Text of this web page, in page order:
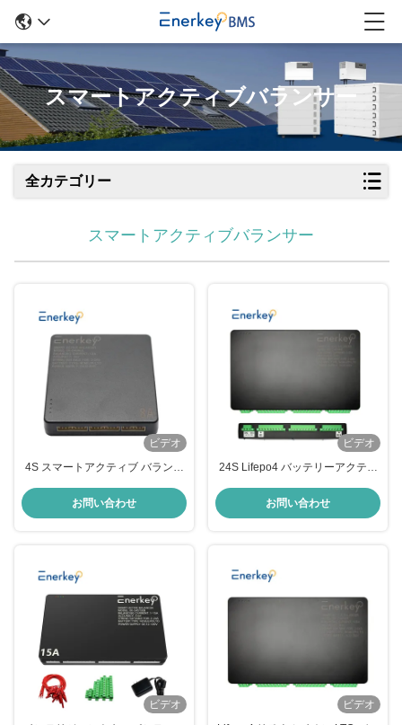
スマートアクティブバランサー
全カテゴリー
スマートアクティブバランサー
ビデオ
4S スマートアクティブ バランサ
12V 200A 8A 太陽光パネル用
お問い合わせ
ビデオ
24S Lifepo4 バッテリーアクティ
太陽光パネルの電源のために
お問い合わせ
ビデオ
ビデオ